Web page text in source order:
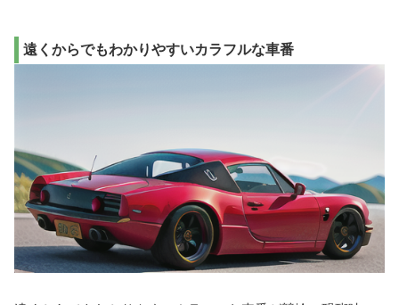
遠くからでもわかりやすいカラフルな車番